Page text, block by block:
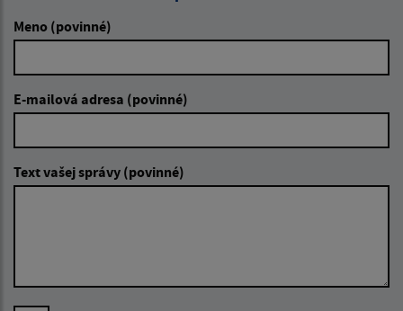
Meno (povinné)
E-mailová adresa (povinné)
Text vašej správy (povinné)